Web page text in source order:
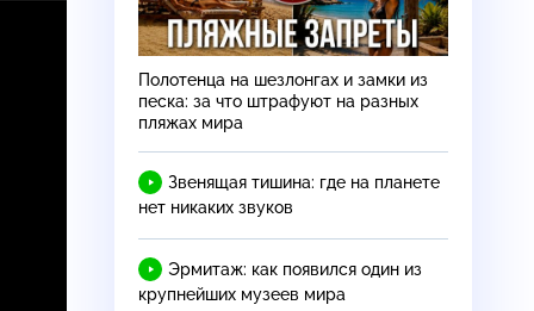
Полотенца на шезлонгах и замки из
песка: за что штрафуют на разных
пляжах мира
Звенящая тишина: где на планете
нет никаких звуков
Эрмитаж: как появился один из
крупнейших музеев мира